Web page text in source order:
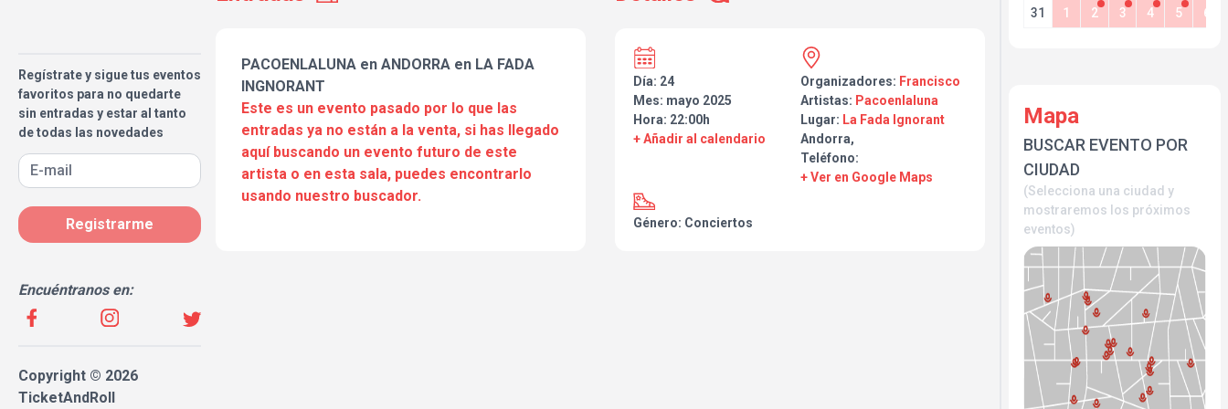
Regístrate y sigue tus eventos
favoritos para no quedarte
sin entradas y estar al tanto
de todas las novedades
Registrarme
Encuéntranos en:
Copyright © 2026
TicketAndRoll
PACOENLALUNA en ANDORRA en LA FADA
INGNORANT
Este es un evento pasado por lo que las
entradas ya no están a la venta, si has llegado
aquí buscando un evento futuro de este
artista o en esta sala, puedes encontrarlo
usando nuestro buscador.
Día: 24
Mes: mayo 2025
Hora: 22:00h
+ Añadir al calendario
Organizadores: Francisco
Artistas: Pacoenlaluna
Lugar: La Fada Ignorant
Andorra,
Teléfono:
+ Ver en Google Maps
Género: Conciertos
31 1 2 3 4 5 6
Mapa
BUSCAR EVENTO POR
CIUDAD
(Selecciona una ciudad y
mostraremos los próximos
eventos)